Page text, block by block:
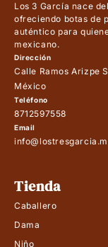
Los 3 García nace
ofreciendo botas de
auténtico para
mexicano.
Dirección
Calle Ramos Arizpe
México
Teléfono
8712597558
Email
Tienda
Caballero
Dama
Niño